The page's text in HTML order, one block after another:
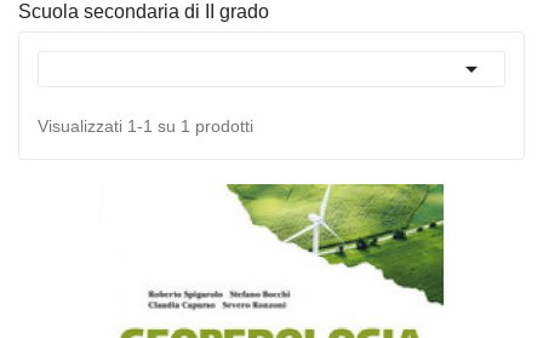
Scuola secondaria di II grado

Visualizzati 1-1 su 1 prodotti